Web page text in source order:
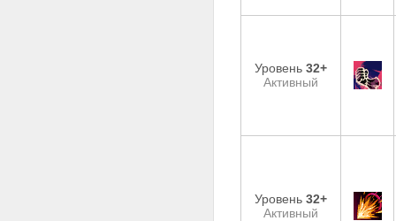
Уровень 32+
Активный
Уровень 32+
Активный